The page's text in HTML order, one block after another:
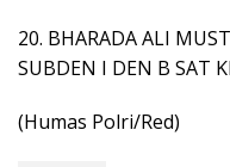
20. BHARADA ALI
SUBDEN I DEN B SAT
(Humas Polri/Red)